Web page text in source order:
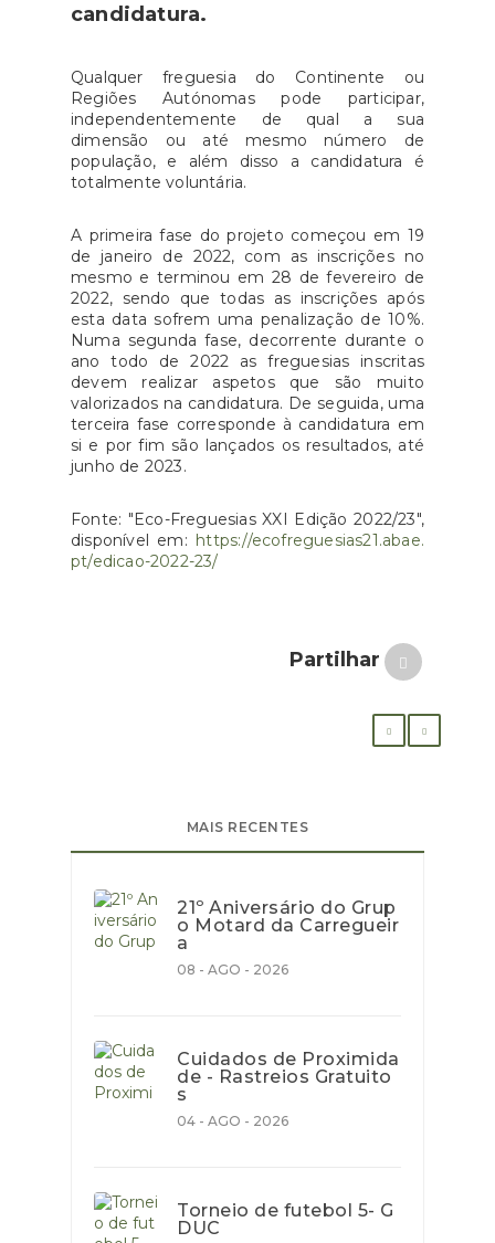
candidatura.
Qualquer freguesia do Continente ou
Regiões Autónomas pode participar,
independentemente de qual a sua
dimensão ou até mesmo número de
população, e além disso a candidatura é
totalmente voluntária.
A primeira fase do projeto começou em 19
de janeiro de 2022, com as inscrições no
mesmo e terminou em 28 de fevereiro de
2022, sendo que todas as inscrições após
esta data sofrem uma penalização de 10%.
Numa segunda fase, decorrente durante o
ano todo de 2022 as freguesias inscritas
devem realizar aspetos que são muito
valorizados na candidatura. De seguida, uma
terceira fase corresponde à candidatura em
si e por fim são lançados os resultados, até
junho de 2023.
Fonte: "Eco-Freguesias XXI Edição 2022/23",
disponível em: https://ecofreguesias21.abae.
pt/edicao-2022-23/
Partilhar
MAIS RECENTES
21º Aniversário do Grup
o Motard da Carregueir
a
08 - AGO - 2026
Cuidados de Proximida
de - Rastreios Gratuito
s
04 - AGO - 2026
Torneio de futebol 5- G
DUC